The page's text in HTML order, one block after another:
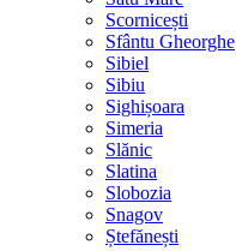
Scornicești
Sfântu Gheorghe
Sibiel
Sibiu
Sighișoara
Simeria
Slănic
Slatina
Slobozia
Snagov
Ștefănești